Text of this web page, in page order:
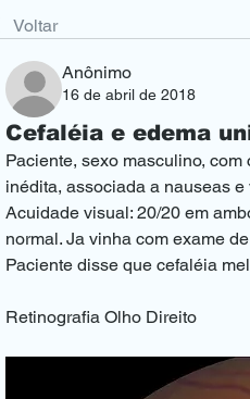
Voltar
Anônimo
16 de abril de 2018
Cefaléia e edema
Paciente, sexo masculino,
inédita, associada a nauseas
Acuidade visual: 20/20 em
normal. Ja vinha com exame
Paciente disse que cefaléia
Retinografia Olho Direito